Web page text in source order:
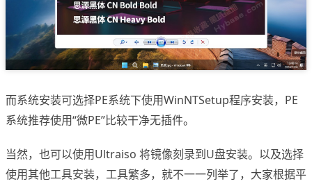
而系统安装可选择PE系统下使用WinNTSetup程序安装，PE
系统推荐使用“微PE”比较干净无插件。
当然，也可以使用Ultraiso 将镜像刻录到U盘安装。以及选择
使用其他工具安装，工具繁多，就不一一列举了，大家根据平